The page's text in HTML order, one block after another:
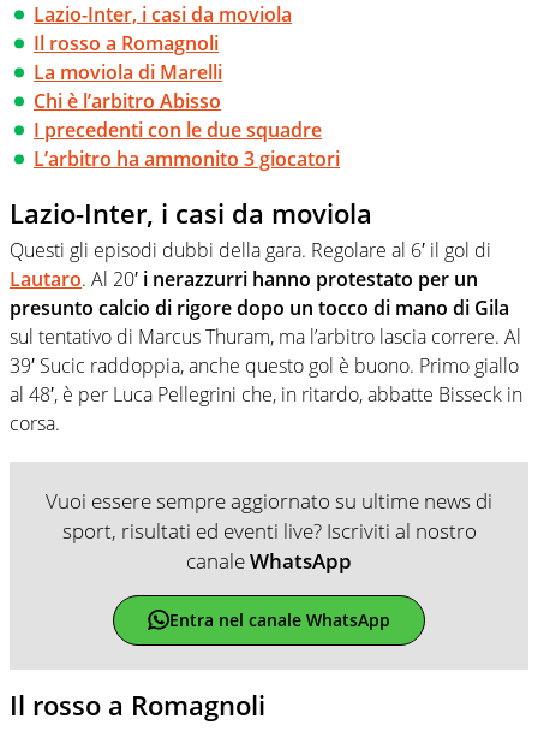
Lazio-Inter, i casi da moviola
Il rosso a Romagnoli
La moviola di Marelli
Chi è l’arbitro Abisso
I precedenti con le due squadre
L’arbitro ha ammonito 3 giocatori
Lazio-Inter, i casi da moviola
Questi gli episodi dubbi della gara. Regolare al 6′ il gol di
Lautaro. Al 20′ i nerazzurri hanno protestato per un
presunto calcio di rigore dopo un tocco di mano di Gila
sul tentativo di Marcus Thuram, ma l’arbitro lascia correre. Al
39′ Sucic raddoppia, anche questo gol è buono. Primo giallo
al 48′, è per Luca Pellegrini che, in ritardo, abbatte Bisseck in
corsa.
Vuoi essere sempre aggiornato su ultime news di
sport, risultati ed eventi live? Iscriviti al nostro
canaleWhatsApp
Entra nel canale WhatsApp
Il rosso a Romagnoli